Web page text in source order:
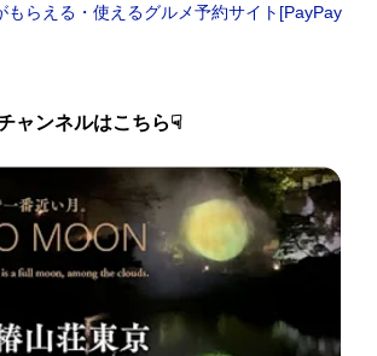
もらえる・使えるグルメ予約サイト[PayPay
ャンネルはこちら☟